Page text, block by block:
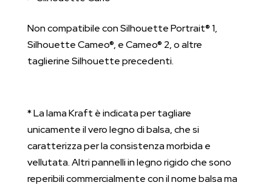
Non compatibile con Silhouette Portrait® 1,
Silhouette Cameo®, e Cameo® 2, o altre
taglierine Silhouette precedenti.
* La lama Kraft è indicata per tagliare
unicamente il vero legno di balsa, che si
caratterizza per la consistenza morbida e
vellutata. Altri pannelli in legno rigido che sono
reperibili commercialmente con il nome balsa ma